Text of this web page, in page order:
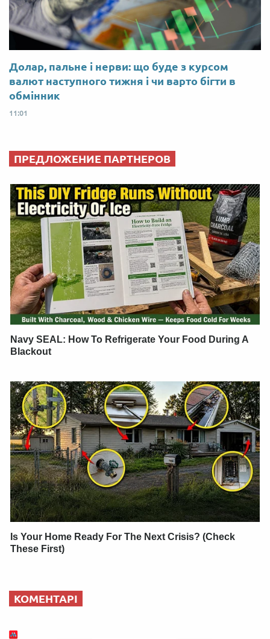
Долар, пальне і нерви: що буде з курсом
валют наступного тижня і чи варто бігти в
обмінник
11:01
ПРЕДЛОЖЕНИЕ ПАРТНЕРОВ
Navy SEAL: How To Refrigerate Your Food During A
Blackout
Is Your Home Ready For The Next Crisis? (Check
These First)
КОМЕНТАРІ